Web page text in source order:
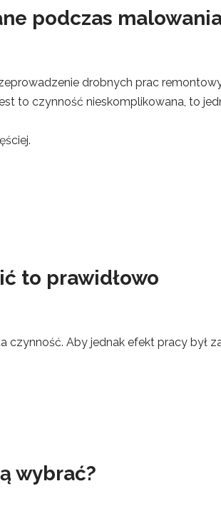
podczas
drobnych prac
to czynność nieskomplikowana, to
to prawidłowo
Aby jednak efekt pracy był
wybrać?